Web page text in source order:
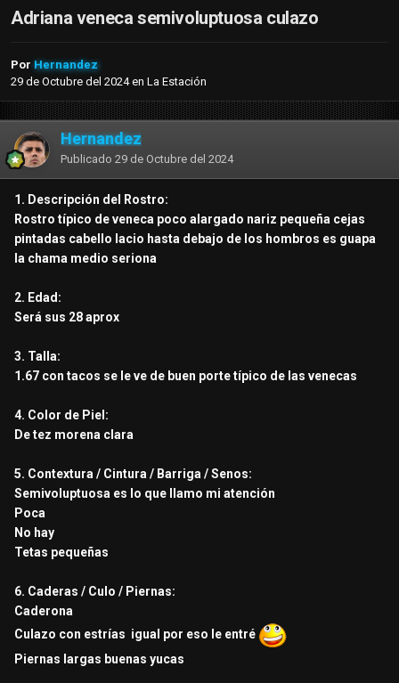
Adriana veneca semivoluptuosa culazo
Por Hernandez
29 de Octubre del 2024en La Estación
Hernandez
Publicado 29 de Octubre del 2024
1. Descripción del Rostro:
Rostro típico de veneca poco alargado nariz pequeña cejas
pintadas cabello lacio hasta debajo de los hombros es guapa
la chama medio seriona
2. Edad:
Será sus 28 aprox
3. Talla:
1.67 con tacos se le ve de buen porte típico de las venecas
4. Color de Piel:
De tez morena clara
5. Contextura / Cintura / Barriga / Senos:
Semivoluptuosa es lo que llamo mi atención
Poca
No hay
Tetas pequeñas
6. Caderas / Culo / Piernas:
Caderona
Culazo con estrías igual por eso le entré
Piernas largas buenas yucas